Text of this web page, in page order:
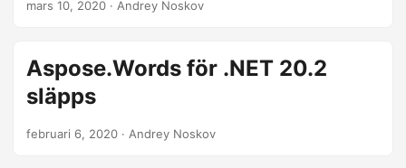
g
mars 10, 2020 · Andrey Noskov
Aspose.Words för .NET 20.2
släpps
februari 6, 2020 · Andrey Noskov